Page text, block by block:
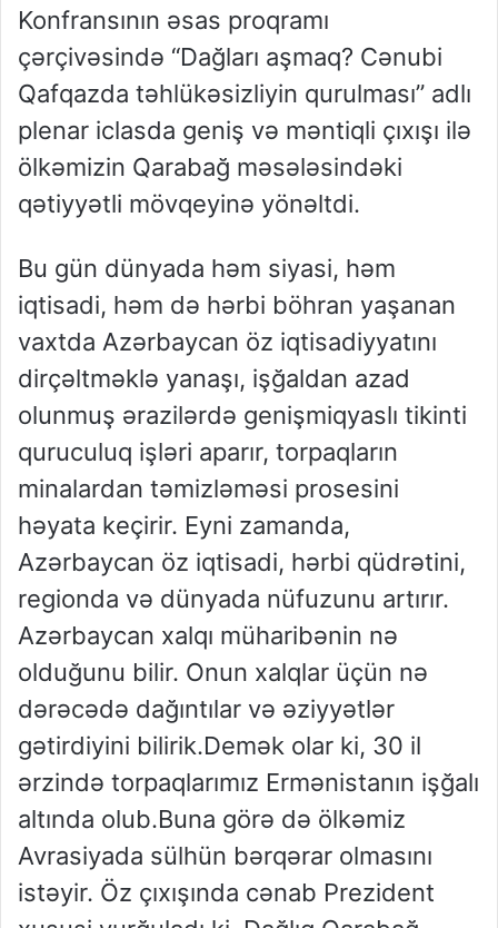
Konfransının əsas proqramı
çərçivəsində “Dağları aşmaq? Cənubi
Qafqazda təhlükəsizliyin qurulması” adlı
plenar iclasda geniş və məntiqli çıxışı ilə
ölkəmizin Qarabağ məsələsindəki
qətiyyətli mövqeyinə yönəltdi.
Bu gün dünyada həm siyasi, həm
iqtisadi, həm də hərbi böhran yaşanan
vaxtda Azərbaycan öz iqtisadiyyatını
dirçəltməklə yanaşı, işğaldan azad
olunmuş ərazilərdə genişmiqyaslı tikinti
quruculuq işləri aparır, torpaqların
minalardan təmizləməsi prosesini
həyata keçirir. Eyni zamanda,
Azərbaycan öz iqtisadi, hərbi qüdrətini,
regionda və dünyada nüfuzunu artırır.
Azərbaycan xalqı müharibənin nə
olduğunu bilir. Onun xalqlar üçün nə
dərəcədə dağıntılar və əziyyətlər
gətirdiyini bilirik.Demək olar ki, 30 il
ərzində torpaqlarımız Ermənistanın işğalı
altında olub.Buna görə də ölkəmiz
Avrasiyada sülhün bərqərar olmasını
istəyir. Öz çıxışında cənab Prezident